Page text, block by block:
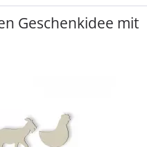
Geschenkidee mit